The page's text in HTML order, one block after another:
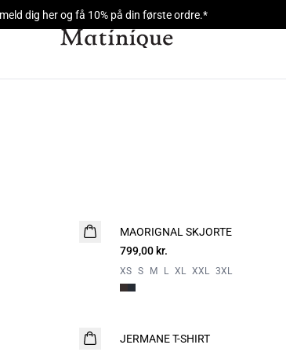
dig her og få 10% på din første ordre.*
NYHED
MAORIGNAL SKJORTE
799,00 kr.
XS S M L XL XXL 3XL
NYHED
JERMANE T-SHIRT